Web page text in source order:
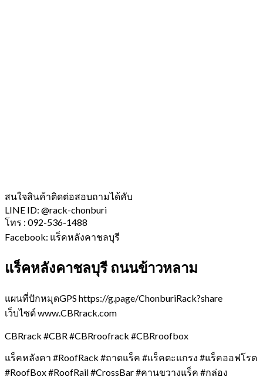
สนใจสินค้าติดต่อสอบถามได้คับ
LINE ID: @rack-chonburi
โทร : 092-536-1488
Facebook: แร็คหลังคาชลบุรี
แร็คหลังคาชลบุรี ถนนข้าวหลาม
แผนที่ปักหมุดGPS https://g.page/ChonburiRack?share
เว็บไซต์ www.CBRrack.com
CBRrack #CBR #CBRroofrack #CBRroofbox
แร็คหลังคา #RoofRack #ถาดแร็ค #แร็คตะแกรง #แร็คออฟโรด
#RoofBox #RoofRail #CrossBar #คานขวางแร็ค #กล่อง